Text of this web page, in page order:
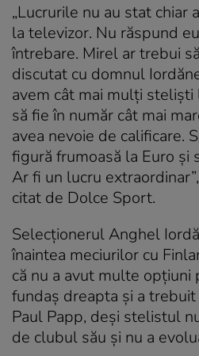
„Lucrurile nu au stat chiar
la televizor. Nu răspund
întrebare. Mirel ar trebui
discutat cu domnul
avem cât mai mulți steliști
să fie în număr cât mai
avea nevoie de calificare.
figură frumoasă la Euro și
Ar fi un lucru
citat de Dolce Sport.
Selecționerul Anghel
înaintea meciurilor cu
că nu a avut multe
fundaș dreapta și a
Paul Papp, deși stelistul
de clubul său și nu a